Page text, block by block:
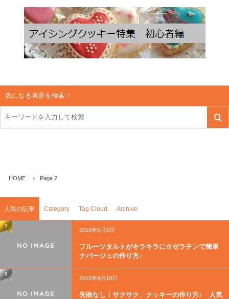
気になる言葉を検索！
HOME Page 2
人気の記事 Category Tag Cloud Archive
1
2015年9月3日
フルーツタルトがキラキラに☆ゼラチンで簡単
ナパージュの作り方♪
2
2015年4月18日
失敗なし！サクサク、クッキーの作り方♪ 人気